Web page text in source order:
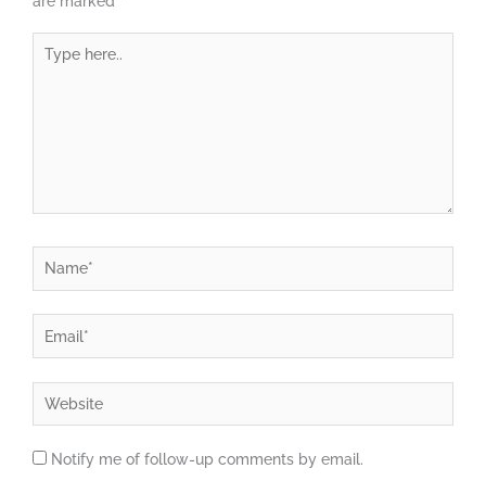
here..
Notify me of follow-up comments by email.